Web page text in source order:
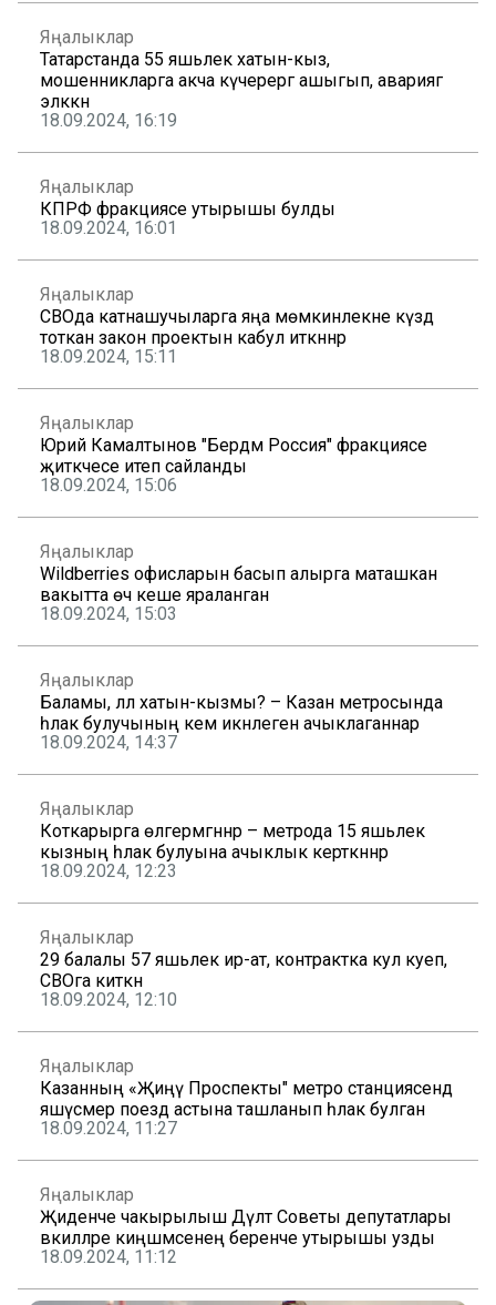
Яңалыклар
Татарстанда 55 яшьлек хатын-кыз,
мошенникларга акча күчерергә ашыгып, авариягә
эләккән
18.09.2024, 16:19
Яңалыклар
КПРФ фракциясе утырышы булды
18.09.2024, 16:01
Яңалыклар
СВОда катнашучыларга яңа мөмкинлекне күздә
тоткан закон проектын кабул иткәннәр
18.09.2024, 15:11
Яңалыклар
Юрий Камалтынов "Бердәм Россия" фракциясе
җитәкчесе итеп сайланды
18.09.2024, 15:06
Яңалыклар
Wildberries офисларын басып алырга маташкан
вакытта өч кеше яраланган
18.09.2024, 15:03
Яңалыклар
Баламы, әллә хатын-кызмы? – Казан метросында
һәлак булучының кем икәнлеген ачыклаганнар
18.09.2024, 14:37
Яңалыклар
Коткарырга өлгермәгәннәр – метрода 15 яшьлек
кызның һәлак булуына ачыклык керткәннәр
18.09.2024, 12:23
Яңалыклар
29 балалы 57 яшьлек ир-ат, контрактка кул куеп,
СВОга киткән
18.09.2024, 12:10
Яңалыклар
Казанның «Җиңү Проспекты" метро станциясендә
яшүсмер поезд астына ташланып һәлак булган
18.09.2024, 11:27
Яңалыклар
Җиденче чакырылыш Дәүләт Советы депутатлары
вәкилләре киңәшмәсенең беренче утырышы узды
18.09.2024, 11:12